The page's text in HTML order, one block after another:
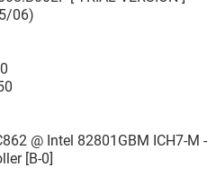
06)
@ Intel 82801GBM ICH7-M -
[B-0]